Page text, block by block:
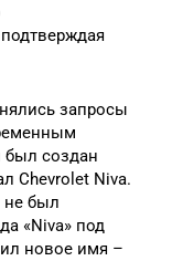
запросы
был создан
Chevrolet Niva.
не был
«Niva» под
новое имя –